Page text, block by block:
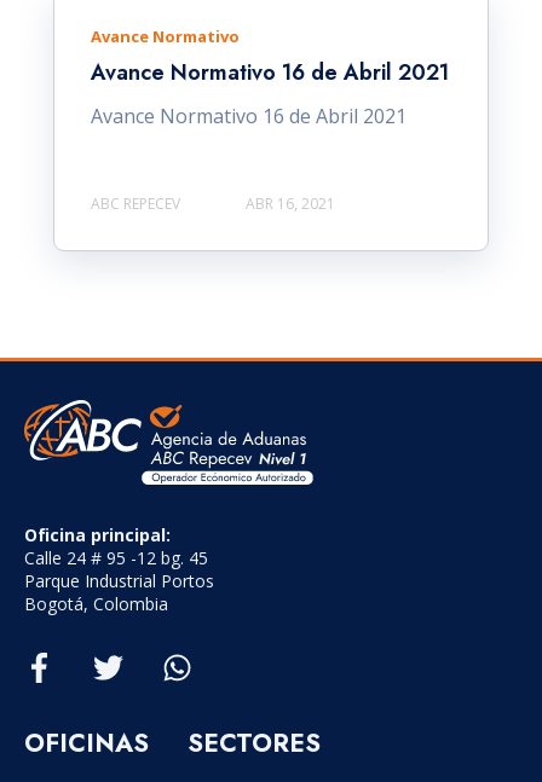
Avance Normativo
Avance Normativo 16 de Abril 2021
Avance Normativo 16 de Abril 2021
ABC REPECEV ABR 16, 2021
Oficina principal:
Calle 24 # 95 -12 bg. 45
Parque Industrial Portos
Bogotá, Colombia
OFICINAS SECTORES